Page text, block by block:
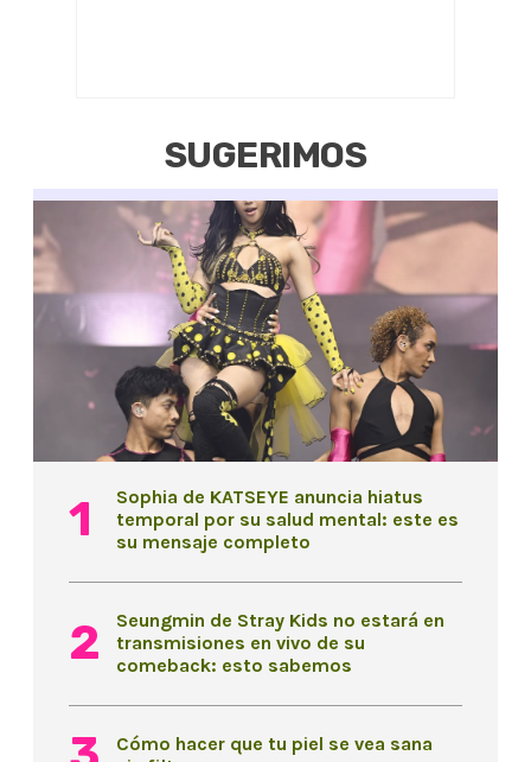
SUGERIMOS
Sophia de KATSEYE anuncia hiatus
temporal por su salud mental: este es
su mensaje completo
Seungmin de Stray Kids no estará en
transmisiones en vivo de su
comeback: esto sabemos
Cómo hacer que tu piel se vea sana